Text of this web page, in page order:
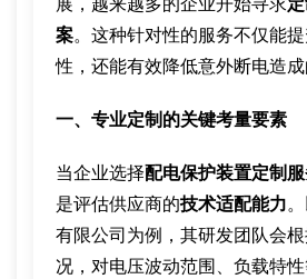
案。这种针对性的服务不仅能
性，还能有效降低意外断电造成
一、专业定制的关键考量要素
当企业选择配电保护装置定制
是评估供应商的技术适配能力
有限公司为例，其研发团队会
况，对电压波动范围、负载特